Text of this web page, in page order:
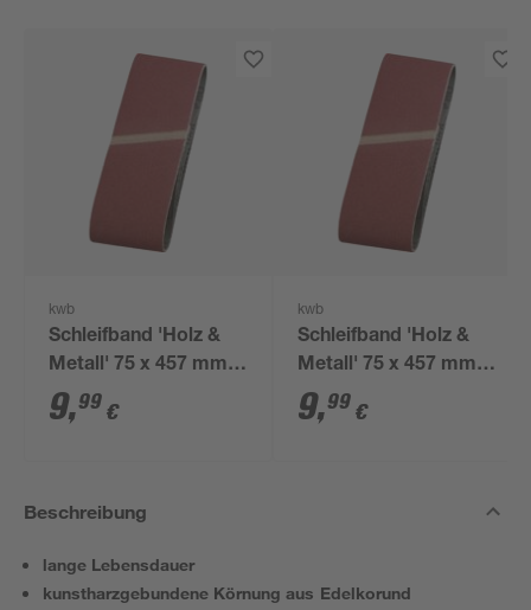
kwb
Schleifband 'Holz &
Metall' 75 x 457 mm
K60 3 Stück
9,99 €
kwb
Schleifband 'Holz &
Metall' 75 x 457 mm
K80 3 Stück
9,99 €
Beschreibung
lange Lebensdauer
kunstharzgebundene Körnung aus Edelkorund